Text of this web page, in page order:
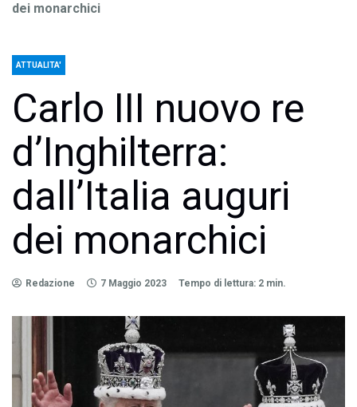
dei monarchici
ATTUALITA'
Carlo III nuovo re
d’Inghilterra:
dall’Italia auguri
dei monarchici
Redazione 7 Maggio 2023 Tempo di lettura: 2 min.